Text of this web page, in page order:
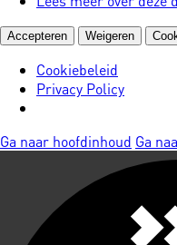
Accepteren Weigeren
Cookiebeleid
Privacy Policy
Ga naar hoofdinhoud Ga